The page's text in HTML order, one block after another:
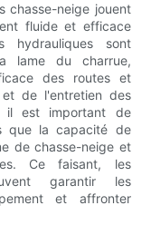
chasse-neige jouent
fluide et efficace
hydrauliques sont
lame du charrue,
des routes et
de l'entretien des
il est important de
que la capacité de
de chasse-neige et
Ce faisant, les
garantir les
et affronter